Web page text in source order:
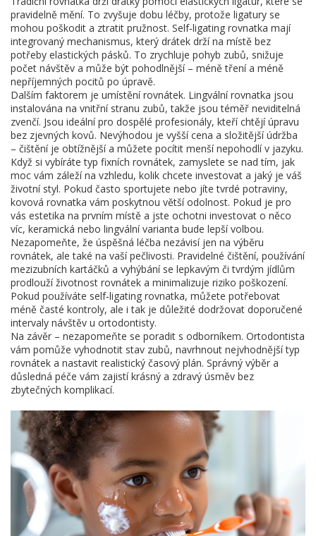
pravidelně mění. To zvyšuje dobu léčby, protože ligatury se
mohou poškodit a ztratit pružnost. Self‑ligating rovnatka mají
integrovaný mechanismus, který drátek drží na místě bez
potřeby elastických pásků. To zrychluje pohyb zubů, snižuje
počet návštěv a může být pohodlnější – méně tření a méně
nepříjemných pocitů po úpravě.
Dalším faktorem je umístění rovnátek. Lingvální rovnatka jsou
instalována na vnitřní stranu zubů, takže jsou téměř neviditelná
zvenčí. Jsou ideální pro dospělé profesionály, kteří chtějí úpravu
bez zjevných kovů. Nevýhodou je vyšší cena a složitější údržba
– čištění je obtížnější a můžete pocítit menší nepohodlí v jazyku.
Když si vybíráte typ fixních rovnátek, zamyslete se nad tím, jak
moc vám záleží na vzhledu, kolik chcete investovat a jaký je váš
životní styl. Pokud často sportujete nebo jíte tvrdé potraviny,
kovová rovnatka vám poskytnou větší odolnost. Pokud je pro
vás estetika na prvním místě a jste ochotni investovat o něco
víc, keramická nebo lingvální varianta bude lepší volbou.
Nezapomeňte, že úspěšná léčba nezávisí jen na výběru
rovnátek, ale také na vaší pečlivosti. Pravidelné čištění, používání
mezizubních kartáčků a vyhýbání se lepkavým či tvrdým jídlům
prodlouží životnost rovnátek a minimalizuje riziko poškození.
Pokud používáte self‑ligating rovnatka, můžete potřebovat
méně časté kontroly, ale i tak je důležité dodržovat doporučené
intervaly návštěv u ortodontisty.
Na závěr – nezapomeňte se poradit s odborníkem. Ortodontista
vám pomůže vyhodnotit stav zubů, navrhnout nejvhodnější typ
rovnátek a nastavit realistický časový plán. Správný výběr a
důsledná péče vám zajistí krásný a zdravý úsměv bez
zbytečných komplikací.